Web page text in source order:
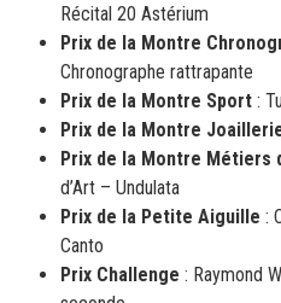
Récital 20 Astérium
Prix de la Montre
Chronographe rattrapante
Prix de la Montre Sport :
Prix de la Montre
Prix de la Montre Métiers
d’Art – Undulata
Prix de la Petite Aiguille :
Canto
Prix Challenge : Raymond